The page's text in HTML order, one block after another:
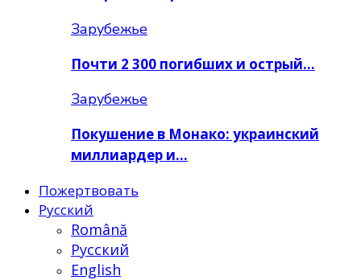
Зарубежье
Почти 2 300 погибших и острый…
Зарубежье
Покушение в Монако: украинский
миллиардер и…
Пожертвовать
Русский
Română
Русский
English